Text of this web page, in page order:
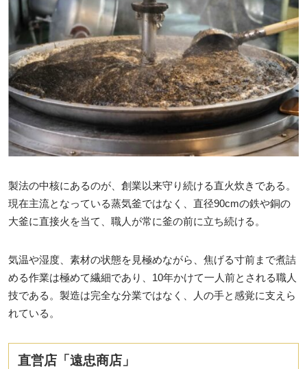
製法の中核にあるのが、創業以来守り続ける直火炊きである。
現在主流となっている蒸気釜ではなく、直径90cmの鉄や銅の
大釜に直接火を当て、職人が常に釜の前に立ち続ける。
気温や湿度、素材の状態を見極めながら、焦げる寸前まで煮詰
める作業は極めて繊細であり、10年かけて一人前とされる職人
技である。製造は完全な分業ではなく、人の手と感覚に支えら
れている。
直営店「遠忠商店」